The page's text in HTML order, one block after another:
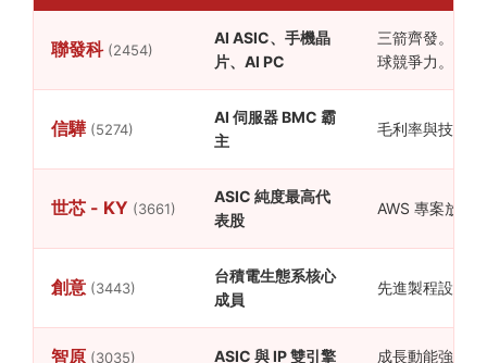
聯發科 (2454)
AI ASIC、手機晶
片、AI PC
三箭齊發。已
球競爭力。
信驊 (5274)
AI 伺服器 BMC 霸
主
毛利率與技術
世芯 - KY (3661)
ASIC 純度最高代
表股
AWS 專案放量
創意 (3443)
台積電生態系核心
成員
先進製程設計
智原 (3035) ASIC 與 IP 雙引擎 成長動能強勁